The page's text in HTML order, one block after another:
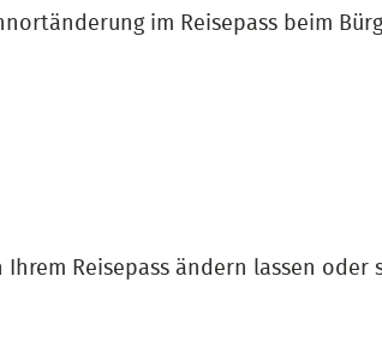
im Reisepass beim
Reisepass ändern lassen